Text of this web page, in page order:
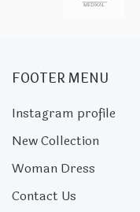
FOOTER MENU
Instagram profile
New Collection
Woman Dress
Contact Us